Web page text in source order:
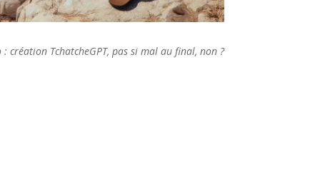
création TchatcheGPT, pas si mal au final, non ?